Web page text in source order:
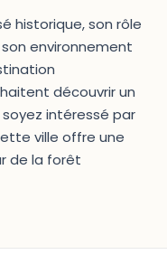
historique, son rôle
environnement
découvrir un
intéressé par
ville offre une
de la forêt